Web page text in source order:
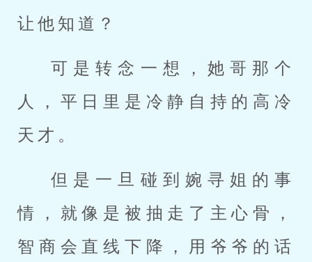
让他知道？
可是转念一想，她哥那个
人，平日里是冷静自持的高冷
天才。
但是一旦碰到婉寻姐的事
情，就像是被抽走了主心骨，
智商会直线下降，用爷爷的话